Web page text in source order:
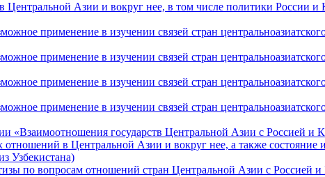
Азии и вокруг нее, в том числе политики России и
применение в изучении связей стран
применение в изучении связей стран
применение в изучении связей стран
применение в изучении связей стран
«Взаимоотношения государств Центральной Азии с Россией и
в Центральной Азии и вокруг нее, а также состояние
Узбекистана)
по вопросам отношений стран Центральной Азии с Россией